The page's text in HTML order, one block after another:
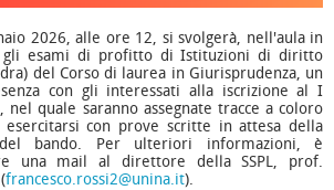
2026, alle ore 12, si svolgerà, nell'aula in
gli esami di profitto di Istituzioni di diritto
del Corso di laurea in Giurisprudenza, un
con gli interessati alla iscrizione al I
nel quale saranno assegnate tracce a coloro
esercitarsi con prove scritte in attesa della
del bando. Per ulteriori informazioni, è
una mail al direttore della SSPL, prof.
francesco.rossi2@unina.it).